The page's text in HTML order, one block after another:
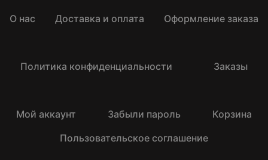
О нас Доставка и оплата Оформление заказа
Политика конфиденциальности Заказы
Мой аккаунт Забыли пароль
Корзина
Пользовательское соглашение